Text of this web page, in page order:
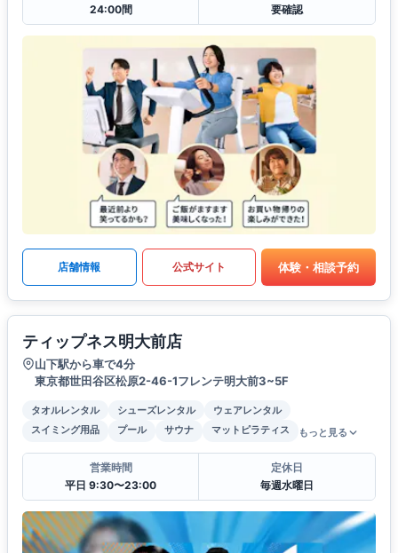
24:00間
要確認
店舗情報 公式サイト 体験・相談予約
ティップネス明大前店
山下駅から車で4分
東京都世田谷区松原2-46-1フレンテ明大前3~5F
タオルレンタル シューズレンタル
ウェアレンタル
スイミング用品
プール サウナ マットピラティス もっと見る
営業時間
平日 9:30〜23:00
定休日
毎週水曜日